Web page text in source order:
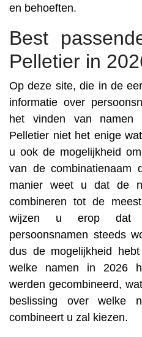
en behoeften.
Best
Pelletier in
Op deze site, die in de
informatie over
het vinden van namen
Pelletier niet het enige
u ook de mogelijkheid
van de combinatienaam
manier weet u dat de
combineren tot de
wijzen u erop dat
persoonsnamen steeds
dus de mogelijkheid
welke namen in 2026
werden gecombineerd,
beslissing over welke
combineert u zal kiezen.